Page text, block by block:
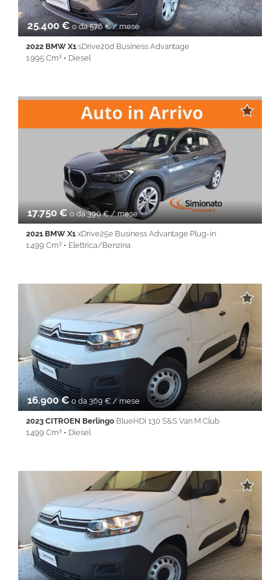
25.400 € o da 576 € / mese
2022 BMW X1 sDrive20d Business Advantage
1.995 Cm³ • Diesel
Airbag testa • Autoradio • Autoradio digitale • Bluetooth •
Bracciolo • Cerchi in lega • Chiusura centralizzata •
Climatizzatore • Controllo trazione • Cruise Control • ESP • Fari
LED • Fendinebbia • Frenata d'emergenza assistita •
Immobilizzatore elettronico • Sensore di luce • Sensore di
pioggia • Sensori di parcheggio posteriori • Sensori di
parcheggio posteriori • Servosterzo • Navigatore satellitare •
Specchietti laterali elettrici • Telecamera per parcheggio
17.750 €o da 390 € / mese
2021 BMW X1 xDrive25e Business Advantage Plug-in
1.499 Cm³ • Elettrica/Benzina
Airbag testa • Alzacristalli elettrici • Autoradio • Bluetooth •
Cerchi in lega • Chiusura centralizzata • Climatizzatore •
Controllo trazione • Cruise Control • ESP • Fendinebbia • Filtro
antiparticolato • Full LED • Immobilizzatore elettronico • Isofix •
Keyless • Park Distance Control • PDC • REAR ASSIST • Sedile
posteriore sdoppiato • Servosterzo • Navigatore satellitare •
Specchietti laterali elettrici • Touch screen • USB • Vivavoce •
Volante multifunzione
16.900 €o da 369 € / mese
2023 CITROEN Berlingo BlueHDi 130 S&S Van M Club
1.499 Cm³ • Diesel
centralizzata • Climatizzatore • Controllo trazione • Cruise
Control • ESP • Immobilizzatore elettronico • Sensore di luce •
Servosterzo • Specchietti laterali elettrici